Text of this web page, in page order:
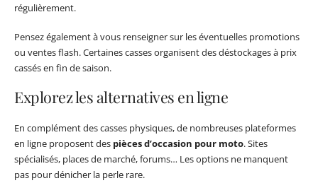
régulièrement.
Pensez également à vous renseigner sur les éventuelles promotions
ou ventes flash. Certaines casses organisent des déstockages à prix
cassés en fin de saison.
Explorez les alternatives en ligne
En complément des casses physiques, de nombreuses plateformes
en ligne proposent des pièces d’occasion pour moto. Sites
spécialisés, places de marché, forums… Les options ne manquent
pas pour dénicher la perle rare.